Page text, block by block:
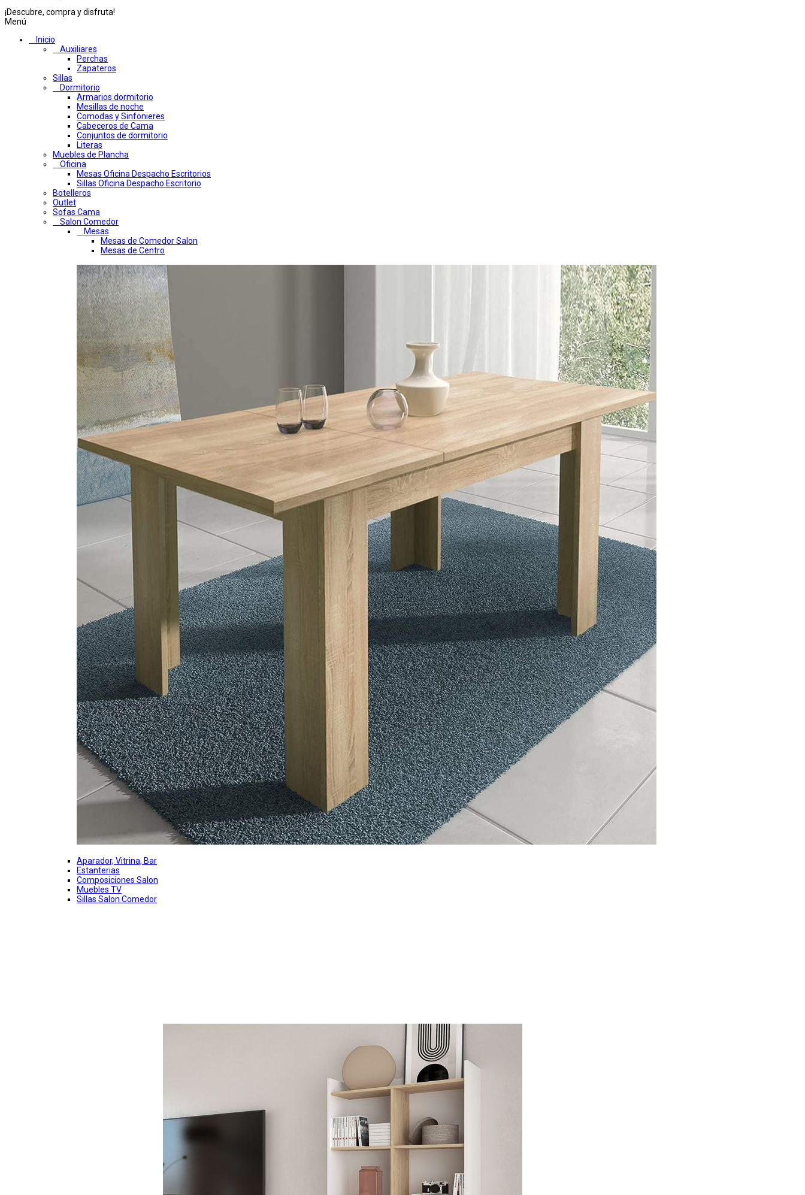
¡Descubre, compra y disfruta!
Menú
Inicio
Auxiliares
Perchas
Zapateros
Sillas
Dormitorio
Armarios dormitorio
Mesillas de noche
Comodas y Sinfonieres
Cabeceros de Cama
Conjuntos de dormitorio
Literas
Muebles de Plancha
Oficina
Mesas Oficina Despacho Escritorios
Sillas Oficina Despacho Escritorio
Botelleros
Outlet
Sofas Cama
Salon Comedor
Mesas
Mesas de Comedor Salon
Mesas de Centro
Aparador, Vitrina, Bar
Estanterias
Composiciones Salon
Muebles TV
Sillas Salon Comedor